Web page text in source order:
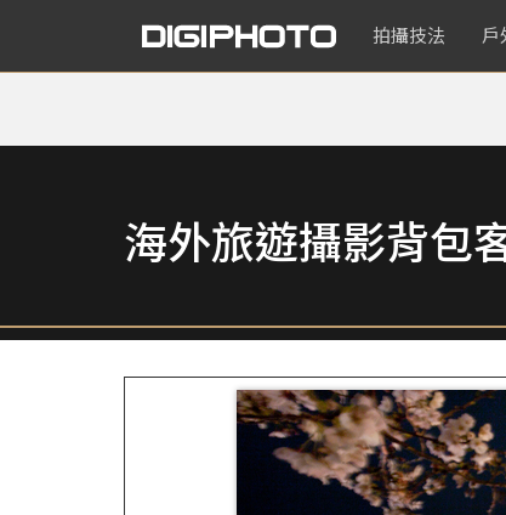
拍攝技法 戶
海外旅遊攝影背包